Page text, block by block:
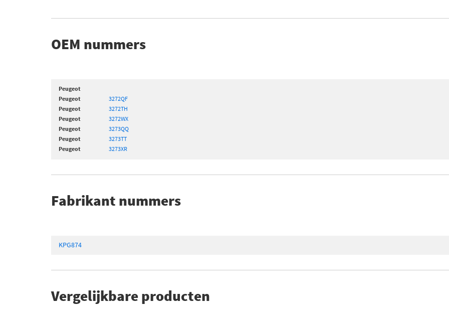
OEM nummers
Peugeot
Peugeot
3272QF
Peugeot
3272TH
Peugeot
3272WX
Peugeot
3273QQ
Peugeot
3273TT
Peugeot
3273XR
Fabrikant nummers
KPG874
Vergelijkbare producten